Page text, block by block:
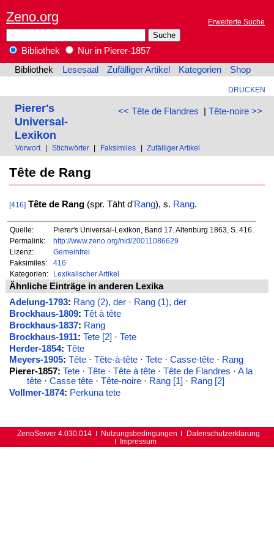
Zeno.org Erweiterte Suche
Bibliothek
Nur in Pierer-1857
Bibliothek
Lesesaal Zufälliger Artikel Kategorien Shop
DRUCKEN
<< Tête de Flandres | Tête-noire >>
Pierer's
Universal-
Lexikon
Vorwort Stichwörter Faksimiles Zufälliger Artikel
Tête de Rang
[416] Tête de Rang(spr. Täht d'Rang), s. Rang.
Quelle:
Pierer's Universal-Lexikon, Band 17. Altenburg 1863, S. 416.
Permalink:
http://www.zeno.org/nid/20011086629
Lizenz:
Gemeinfrei
Faksimiles:
416
Kategorien:
Lexikalischer Artikel
Ähnliche Einträge in anderen Lexika
Adelung-1793: Rang (2), der· Rang (1), der
Brockhaus-1809: Têt à tête
Brockhaus-1837: Rang
Brockhaus-1911: Tete [2] · Tete
Herder-1854: Tête
Meyers-1905: Tête· Tête-à-tête· Tete· Casse-tête· Rang
Pierer-1857: Tete· Tête· Tête à tête· Tête de Flandres · A la
tête· Casse tête· Tête-noire· Rang [1] · Rang [2]
Vollmer-1874: Perkuna tete
ZenoServer 4.030.014 Nutzungsbedingungen
Datenschutzerklärung
Impressum